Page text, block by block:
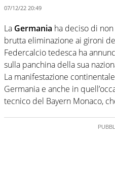
07/12/22 20:49
La Germania ha deciso di
brutta eliminazione ai gironi
Federcalcio tedesca ha
sulla panchina della sua
La manifestazione
Germania e anche in
tecnico del Bayern Monaco,